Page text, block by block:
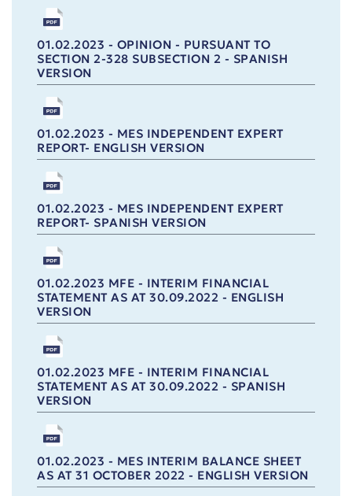
01.02.2023 - OPINION - PURSUANT TO
SECTION 2-328 SUBSECTION 2 - SPANISH
VERSION
01.02.2023 - MES INDEPENDENT EXPERT
REPORT- ENGLISH VERSION
01.02.2023 - MES INDEPENDENT EXPERT
REPORT- SPANISH VERSION
01.02.2023 MFE - INTERIM FINANCIAL
STATEMENT AS AT 30.09.2022 - ENGLISH
VERSION
01.02.2023 MFE - INTERIM FINANCIAL
STATEMENT AS AT 30.09.2022 - SPANISH
VERSION
01.02.2023 - MES INTERIM BALANCE SHEET
AS AT 31 OCTOBER 2022 - ENGLISH VERSION